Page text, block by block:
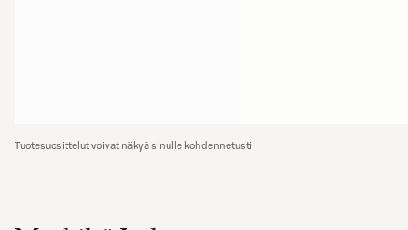
Tuotesuosittelut voivat näkyä sinulle kohdennetusti